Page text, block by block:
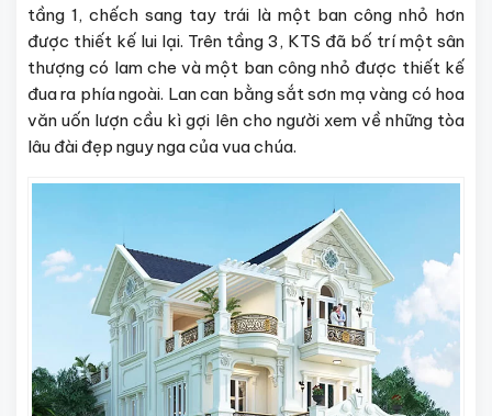
tầng 1, chếch sang tay trái là một ban công nhỏ hơn
được thiết kế lui lại. Trên tầng 3, KTS đã bố trí một sân
thượng có lam che và một ban công nhỏ được thiết kế
đua ra phía ngoài. Lan can bằng sắt sơn mạ vàng có hoa
văn uốn lượn cầu kì gợi lên cho người xem về những tòa
lâu đài đẹp nguy nga của vua chúa.